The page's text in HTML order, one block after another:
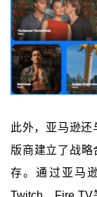
此外，亚马逊还
版商建立了战
存。通过亚马